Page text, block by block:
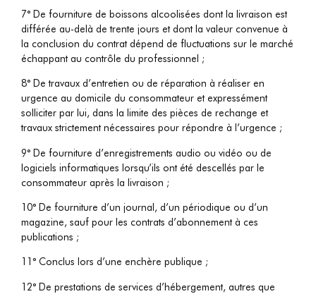
7° De fourniture de boissons alcoolisées dont la livraison est
différée au-delà de trente jours et dont la valeur convenue à
la conclusion du contrat dépend de fluctuations sur le marché
échappant au contrôle du professionnel ;
8° De travaux d’entretien ou de réparation à réaliser en
urgence au domicile du consommateur et expressément
solliciter par lui, dans la limite des pièces de rechange et
travaux strictement nécessaires pour répondre à l’urgence ;
9° De fourniture d’enregistrements audio ou vidéo ou de
logiciels informatiques lorsqu’ils ont été descellés par le
consommateur après la livraison ;
10° De fourniture d’un journal, d’un périodique ou d’un
magazine, sauf pour les contrats d’abonnement à ces
publications ;
11° Conclus lors d’une enchère publique ;
12° De prestations de services d’hébergement, autres que